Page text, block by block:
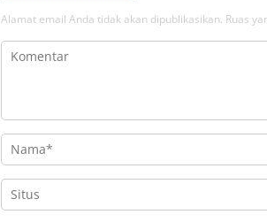
Alamat email Anda tidak akan dipublikasikan. Ruas